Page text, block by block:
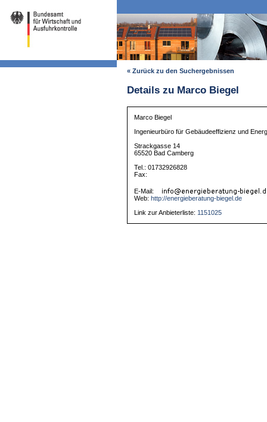
« Zurück zu den Suchergebnissen
Details zu Marco Biegel
Marco Biegel
Ingenieurbüro für Gebäudeeffizienz und
Strackgasse 14
65520 Bad Camberg
Tel.: 01732926828
Fax:
E-Mail:
Web: http://energieberatung-biegel.de
Link zur Anbieterliste:1151025